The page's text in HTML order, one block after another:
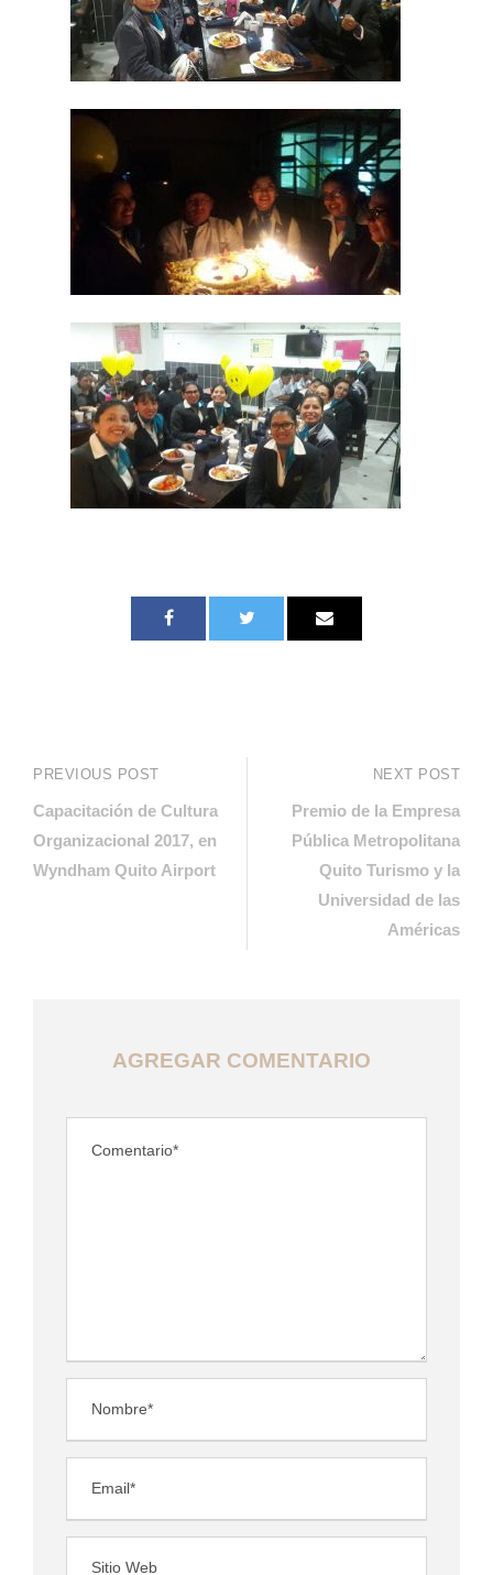
PREVIOUS POST
Capacitación de Cultura
Organizacional 2017, en
Wyndham Quito Airport
NEXT POST
Premio de la Empresa
Pública Metropolitana
Quito Turismo y la
Universidad de las
Américas
AGREGAR COMENTARIO